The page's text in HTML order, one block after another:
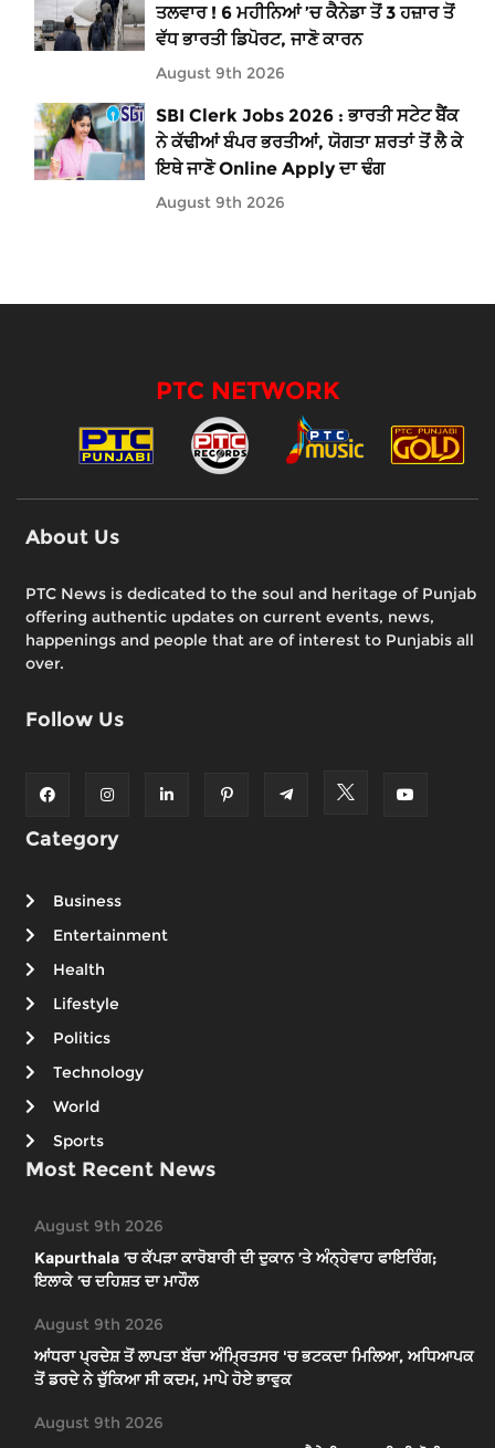
ਤਲਵਾਰ ! 6 ਮਹੀਨਿਆਂ ’ਚ ਕੈਨੇਡਾ ਤੋਂ 3 ਹਜ਼ਾਰ ਤੋਂ
ਵੱਧ ਭਾਰਤੀ ਡਿਪੋਰਟ, ਜਾਣੋ ਕਾਰਨ
August 9th 2026
SBI Clerk Jobs 2026 : ਭਾਰਤੀ ਸਟੇਟ ਬੈਂਕ
ਨੇ ਕੱਢੀਆਂ ਬੰਪਰ ਭਰਤੀਆਂ, ਯੋਗਤਾ ਸ਼ਰਤਾਂ ਤੋਂ ਲੈ ਕੇ
ਇਥੇ ਜਾਣੋ Online Apply ਦਾ ਢੰਗ
August 9th 2026
PTC NETWORK
About Us
PTC News is dedicated to the soul and heritage of Punjab
offering authentic updates on current events, news,
happenings and people that are of interest to Punjabis all
over.
Follow Us
Category
Business
Entertainment
Health
Lifestyle
Politics
Technology
World
Sports
Most Recent News
August 9th 2026
Kapurthala ’ਚ ਕੱਪੜਾ ਕਾਰੋਬਾਰੀ ਦੀ ਦੁਕਾਨ ’ਤੇ ਅੰਨ੍ਹੇਵਾਹ ਫਾਇਰਿੰਗ;
ਇਲਾਕੇ ’ਚ ਦਹਿਸ਼ਤ ਦਾ ਮਾਹੌਲ
August 9th 2026
ਆਂਧਰਾ ਪ੍ਰਦੇਸ਼ ਤੋਂ ਲਾਪਤਾ ਬੱਚਾ ਅੰਮ੍ਰਿਤਸਰ 'ਚ ਭਟਕਦਾ ਮਿਲਿਆ, ਅਧਿਆਪਕ
ਤੋਂ ਡਰਦੇ ਨੇ ਚੁੱਕਿਆ ਸੀ ਕਦਮ, ਮਾਪੇ ਹੋਏ ਭਾਵੁਕ
August 9th 2026